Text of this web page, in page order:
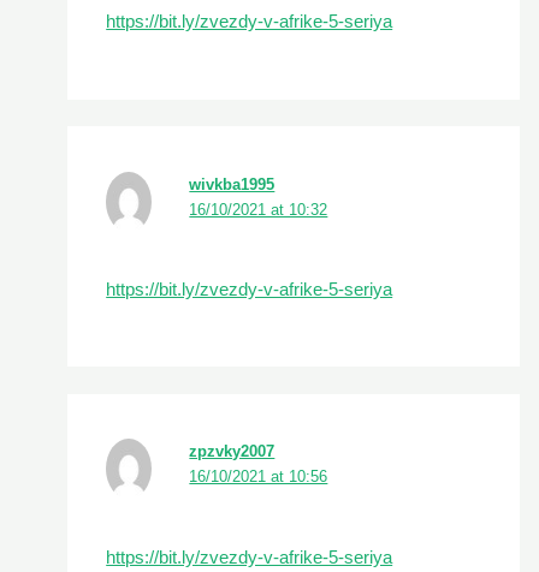
https://bit.ly/zvezdy-v-afrike-5-seriya
wivkba1995
16/10/2021 at 10:32
https://bit.ly/zvezdy-v-afrike-5-seriya
zpzvky2007
16/10/2021 at 10:56
https://bit.ly/zvezdy-v-afrike-5-seriya